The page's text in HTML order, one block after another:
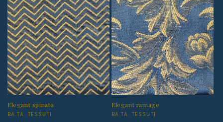
Elegant spinato
Produttore:
BA.TA. TESSUTI
Elegant ramage
Produttore:
BA.TA. TESSUTI